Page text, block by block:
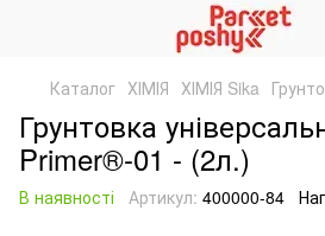
Каталог ХІМІЯ ХІМІЯ Sika
Грунтовка
Primer®-01 - (2л.)
В наявності Артикул: 400000-84